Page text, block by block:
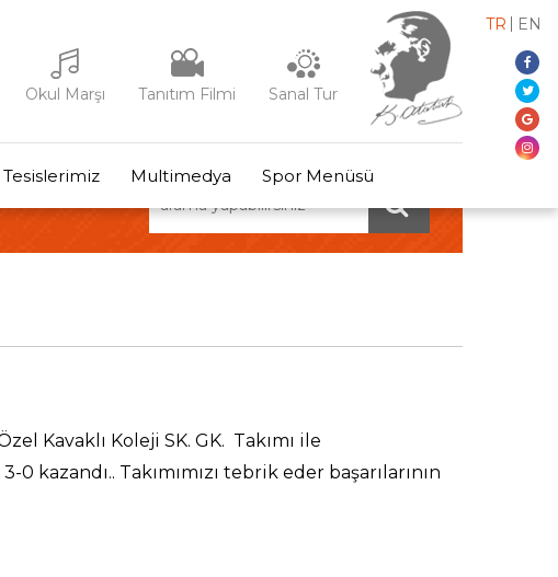
TR EN
Okul Marşı Tanıtım Filmi Sanal Tur
Tesislerimiz Multimedya
Spor Menüsü
Kavaklı Koleji SK. GK. Takımı ile
kazandı.. Takımımızı tebrik eder başarılarının